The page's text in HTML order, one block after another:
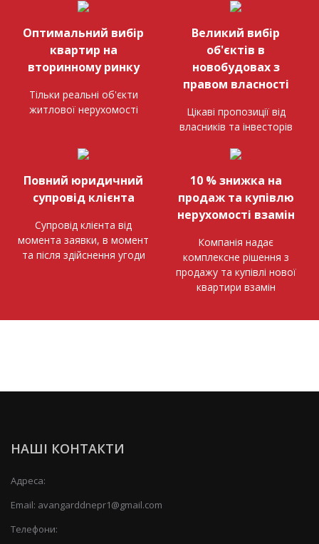
Оптимальний вибір
квартир на
вторинному ринку
Тільки реальні об'єкти
житлової нерухомості
Великий вибір
об'єктів в
новобудовах з
правом власності
Цікаві пропозиції від
власників та інвесторів
Повний юридичний
супровід клієнта
Супровід клієнта від
момента заявки, в момент
та після здійснення угоди
10 % знижка на
продаж та купівлю
нерухомості взамін
Компанія надає
комплексне рішення з
продажу та купівлі нової
квартири взамін
НАШІ КОНТАКТИ
Адреса:
Email: avangarddnepr1@gmail.com
Телефони: